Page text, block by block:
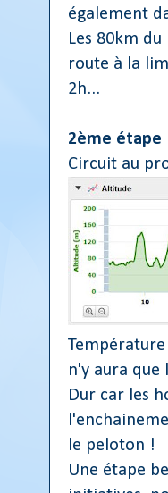
également
Les 80km
route à la
2h...
2ème étape
Circuit au
n'y aura que
Dur car les
le peloton !
Une étape